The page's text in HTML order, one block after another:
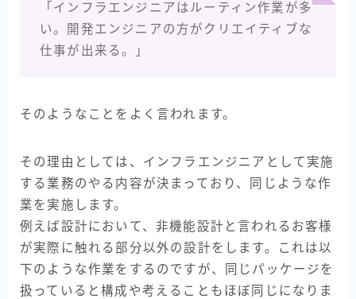
「インフラエンジニアはルーティン作業が多
い。開発エンジニアの方がクリエイティブな
仕事が出来る。」
そのようなことをよく言われます。
その理由としては、インフラエンジニアとして実施
する業務のやる内容が決まっており、同じような作
業を実施します。
例えば設計において、非機能設計と言われるお客様
が実際に触れる部分以外の設計をします。これは以
下のような作業をするのですが、同じパッケージを
扱っていると構成や考えることもほぼ同じになりま